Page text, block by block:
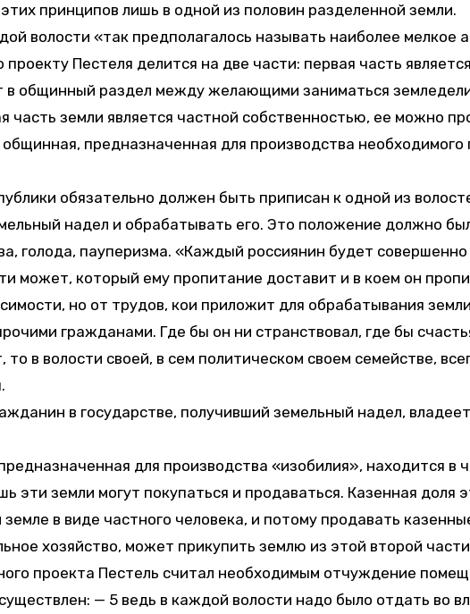
принципов лишь в одной из половин разделенной земли.
волости «так предполагалось называть наиболее
Пестеля делится на две части: первая часть
в общинный раздел между желающими заниматься
часть земли является частной собственностью, ее можно
предназначенная для производства
обязательно должен быть приписан к одной из
надел и обрабатывать его. Это положение должно
голода, пауперизма. «Каждый россиянин будет
может, который ему пропитание доставит и в коем он
но от трудов, кои приложит для обрабатывания
гражданами. Где бы он ни странствовал, где бы
то в волости своей, в сем политическом своем семействе,
в государстве, получивший земельный надел,
для производства «изобилия», находится
эти земли могут покупаться и продаваться. Казенная
в виде частного человека, и потому продавать
хозяйство, может прикупить землю из этой второй
проекта Пестель считал необходимым отчуждение
— 5 ведь в каждой волости надо было отдать во